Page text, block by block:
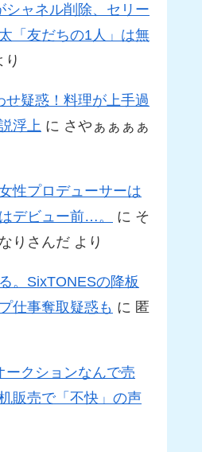
シャネル削除、セリー
「友だちの1人」は無
り
せ疑惑！料理が上手過
浮上 に さやぁぁぁぁ
性プロデューサーは
デビュー前…。
に そ
りさんだ より
。SixTONESの降板
仕事奪取疑惑も に 匿
ークションなんで売
販売で「不快」の声